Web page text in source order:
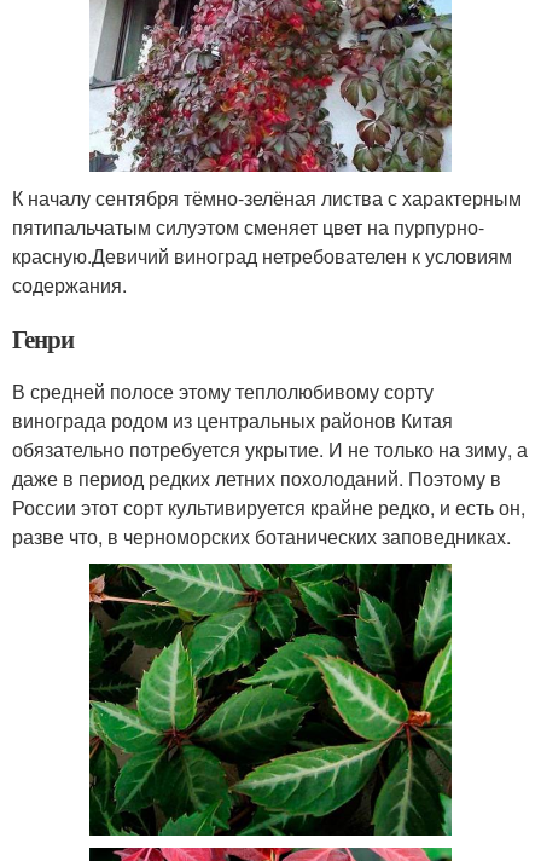
К началу сентября тёмно-зелёная листва с характерным
пятипальчатым силуэтом сменяет цвет на пурпурно-
красную.Девичий виноград нетребователен к условиям
содержания.
Генри
В средней полосе этому теплолюбивому сорту
винограда родом из центральных районов Китая
обязательно потребуется укрытие. И не только на зиму, а
даже в период редких летних похолоданий. Поэтому в
России этот сорт культивируется крайне редко, и есть он,
разве что, в черноморских ботанических заповедниках.